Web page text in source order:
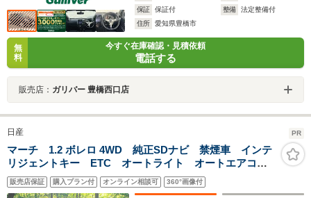
保証
保証付 整備
法定整備付
住所
愛知県豊橋市
無
料
今すぐ在庫確認・見積依頼
電話する
販売店： ガリバー 豊橋西口店
日産 PR
マーチ 1.2 ボレロ 4WD 純正SDナビ 禁煙車 インテ
リジェントキー ETC オートライト オートエアコ
ン Bluetooth CD フルセグ ヘッドライトレベライ
ザー トラクションコントロール 横滑り防止装置
販売店保証 購入プラン付 オンライン相談可 360°画像付